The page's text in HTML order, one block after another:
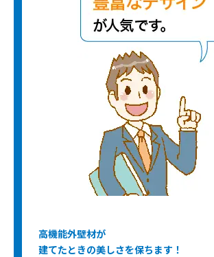
高機能外壁材が
建てたときの美しさを保ちます！